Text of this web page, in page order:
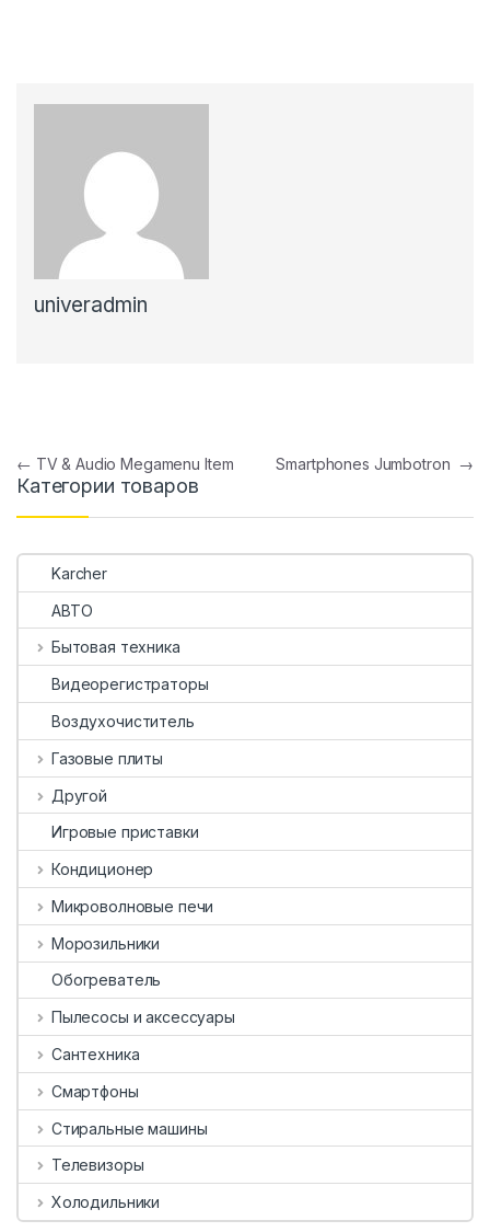
univeradmin
Навигация по записям
← TV & Audio Megamenu Item Smartphones Jumbotron →
Категории товаров
Karcher
АВТО
Бытовая техника
Видеорегистраторы
Воздухочиститель
Газовые плиты
Другой
Игровые приставки
Кондиционер
Микроволновые печи
Морозильники
Обогреватель
Пылесосы и аксессуары
Сантехника
Смартфоны
Стиральные машины
Телевизоры
Холодильники